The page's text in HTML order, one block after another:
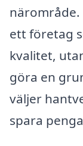
ett företag
kvalitet,
göra en
väljer
spara